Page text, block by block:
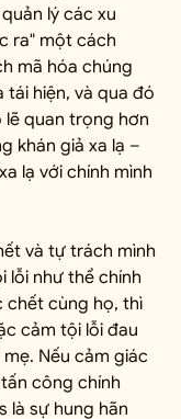
lý các xu
ra" một cách
mã hóa chúng
tái hiện, và qua đó
quan trọng hơn
khán giả xa lạ –
lạ với chính mình
và tự trách mình
lỗi như thể chính
chết cùng họ, thì
cảm tội lỗi đau
Nếu cảm giác
công chính
là sự hung hãn